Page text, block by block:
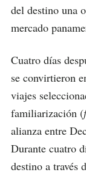
del destino una
mercado
Cuatro días
se convirtieron
viajes
familiarización (
alianza entre
Durante cuatro
destino a través